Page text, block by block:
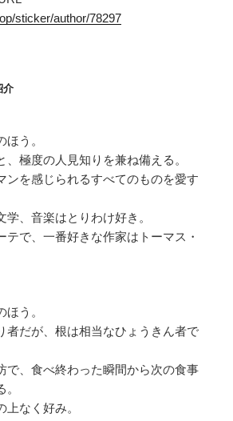
sticker/author/78297
介
ほう。
、極度の人見知りを兼ね備える。
ンを感じられるすべてのものを愛す
、音楽はとりわけ好き。
テで、一番好きな作家はトーマス・
ほう。
者だが、根は相当なひょうきん者で
で、食べ終わった瞬間から次の食事
上なく好み。